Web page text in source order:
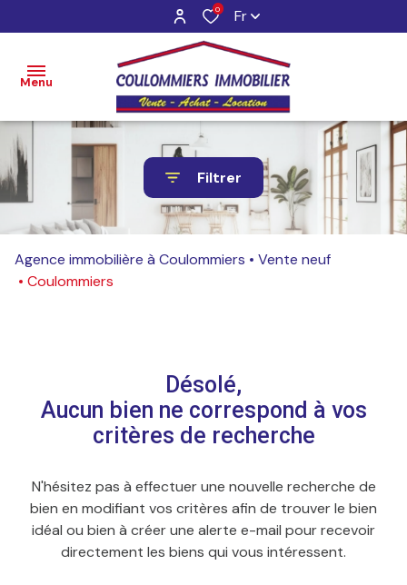
0 Fr
Menu
Accueil
Ventes
Gestion
Filtrer
Agence immobilière à Coulommiers
Vente neuf
Coulommiers
Désolé,
Aucun bien ne correspond à vos
critères de recherche
N'hésitez pas à effectuer une nouvelle recherche de
bien en modifiant vos critères afin de trouver le bien
idéal ou bien à créer une alerte e-mail pour recevoir
directement les biens qui vous intéressent.